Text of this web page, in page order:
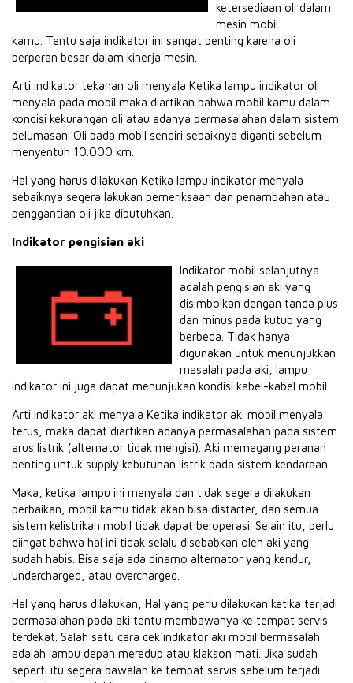
ketersediaan oli dalam
mesin mobil
kamu. Tentu saja indikator ini sangat penting karena oli
berperan besar dalam kinerja mesin.
Arti indikator tekanan oli menyala Ketika lampu indikator oli
menyala pada mobil maka diartikan bahwa mobil kamu dalam
kondisi kekurangan oli atau adanya permasalahan dalam sistem
pelumasan. Oli pada mobil sendiri sebaiknya diganti sebelum
menyentuh 10.000 km.
Hal yang harus dilakukan Ketika lampu indikator menyala
sebaiknya segera lakukan pemeriksaan dan penambahan atau
penggantian oli jika dibutuhkan.
Indikator pengisian aki
Indikator mobil selanjutnya
adalah pengisian aki yang
disimbolkan dengan tanda plus
dan minus pada kutub yang
berbeda. Tidak hanya
digunakan untuk menunjukkan
masalah pada aki, lampu
indikator ini juga dapat menunjukan kondisi kabel-kabel mobil.
Arti indikator aki menyala Ketika indikator aki mobil menyala
terus, maka dapat diartikan adanya permasalahan pada sistem
arus listrik (alternator tidak mengisi). Aki memegang peranan
penting untuk supply kebutuhan listrik pada sistem kendaraan.
Maka, ketika lampu ini menyala dan tidak segera dilakukan
perbaikan, mobil kamu tidak akan bisa distarter, dan semua
sistem kelistrikan mobil tidak dapat beroperasi. Selain itu, perlu
diingat bahwa hal ini tidak selalu disebabkan oleh aki yang
sudah habis. Bisa saja ada dinamo alternator yang kendur,
undercharged, atau overcharged.
Hal yang harus dilakukan, Hal yang perlu dilakukan ketika terjadi
permasalahan pada aki tentu membawanya ke tempat servis
terdekat. Salah satu cara cek indikator aki mobil bermasalah
adalah lampu depan meredup atau klakson mati. Jika sudah
seperti itu segera bawalah ke tempat servis sebelum terjadi